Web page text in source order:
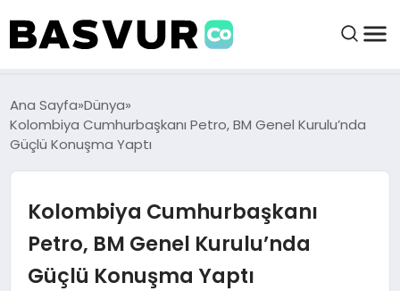
BAŞVURULAR
BAYILIKLER
HABERLER
İŞ FIKIRLERI
Ana Sayfa Dünya
Kolombiya Cumhurbaşkanı Petro, BM Genel Kurulu’nda
Güçlü Konuşma Yaptı
Kolombiya Cumhurbaşkanı
Petro, BM Genel Kurulu’nda
Güçlü Konuşma Yaptı